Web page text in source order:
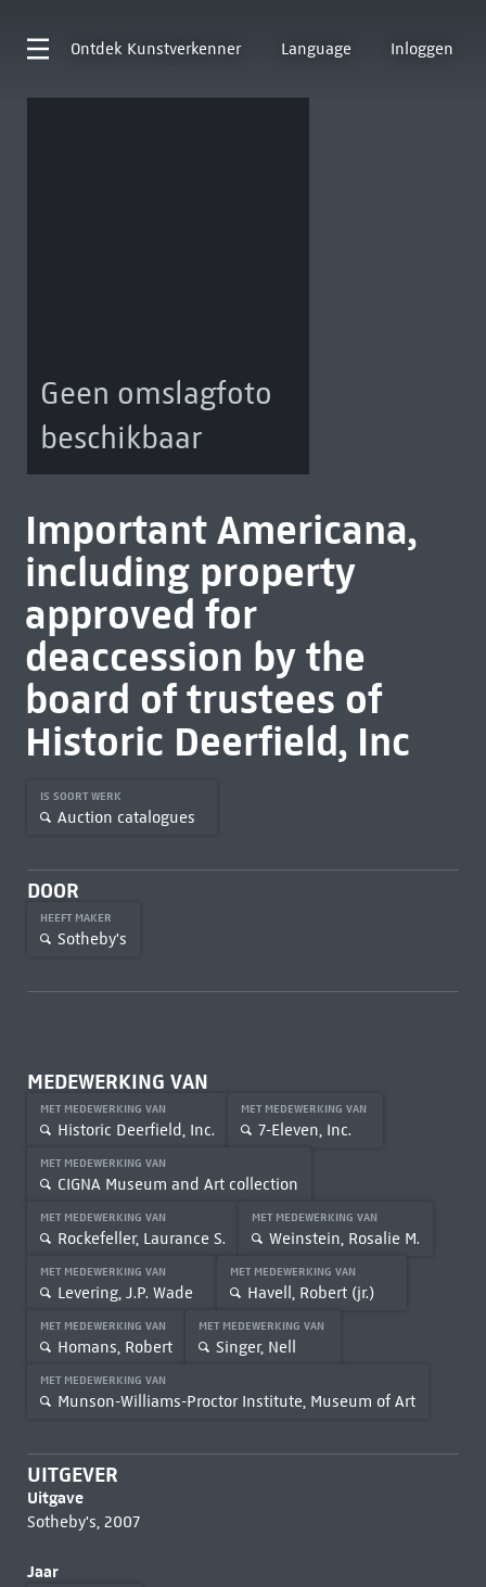
Ontdek Kunstverkenner Language Inloggen
Geen omslagfoto
beschikbaar
Important Americana,
including property
approved for
deaccession by the
board of trustees of
Historic Deerfield, Inc
IS SOORT WERK
Auction catalogues
DOOR
HEEFT MAKER
Sotheby's
MEDEWERKING VAN
MET MEDEWERKING VAN
Historic Deerfield, Inc.
MET MEDEWERKING VAN
7-Eleven, Inc.
MET MEDEWERKING VAN
CIGNA Museum and Art collection
MET MEDEWERKING VAN
Rockefeller, Laurance S.
MET MEDEWERKING VAN
Weinstein, Rosalie M.
MET MEDEWERKING VAN
Levering, J.P. Wade
MET MEDEWERKING VAN
Havell, Robert (jr.)
MET MEDEWERKING VAN
Homans, Robert
MET MEDEWERKING VAN
Singer, Nell
MET MEDEWERKING VAN
Munson-Williams-Proctor Institute, Museum of Art
UITGEVER
Uitgave
Sotheby's, 2007
Jaar